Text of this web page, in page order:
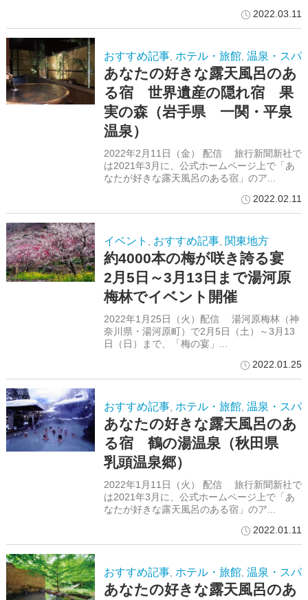
2022.03.11
おすすめ記事, ホテル・旅館, 温泉・スパ
あなたの好きな露天風呂のあ
る宿 世界遺産の隠れ宿 果
実の森（岩手県 一関・平泉
温泉）
2022年2月11日（金） 配信 旅行新聞新社で
は2021年3月に、公式ホームページ上で「あ
なたが好きな露天風呂のある宿」のア...
2022.02.11
イベント , おすすめ記事, 関東地方
約4000本の梅が咲き誇る宴
2月5日～3月13日まで湯河原
梅林でイベント開催
2022年1月25日（火）配信 湯河原梅林（神
奈川県・湯河原町）で2月5日（土）～3月13
日（日）まで、「梅の宴」...
2022.01.25
おすすめ記事, ホテル・旅館, 温泉・スパ
あなたの好きな露天風呂のあ
る宿 鶴の湯温泉（秋田県
乳頭温泉郷）
2022年1月11日（火） 配信 旅行新聞新社で
は2021年3月に、公式ホームページ上で「あ
なたが好きな露天風呂のある宿」のア...
2022.01.11
おすすめ記事, ホテル・旅館, 温泉・スパ
あなたの好きな露天風呂のあ